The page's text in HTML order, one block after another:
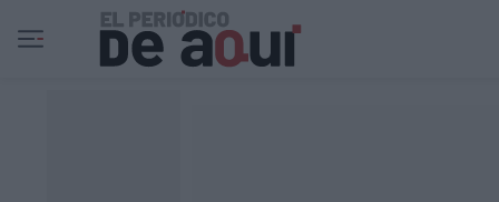
Ir al contenido principal